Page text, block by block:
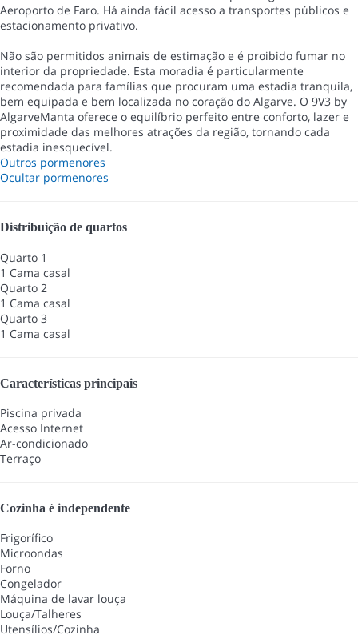
Aeroporto de Faro. Há ainda fácil acesso a transportes públicos e
estacionamento privativo.
Não são permitidos animais de estimação e é proibido fumar no
interior da propriedade. Esta moradia é particularmente
recomendada para famílias que procuram uma estadia tranquila,
bem equipada e bem localizada no coração do Algarve. O 9V3 by
AlgarveManta oferece o equilíbrio perfeito entre conforto, lazer e
proximidade das melhores atrações da região, tornando cada
estadia inesquecível.
Outros pormenores
Ocultar pormenores
Distribuição de quartos
Quarto 1
1 Cama casal
Quarto 2
1 Cama casal
Quarto 3
1 Cama casal
Características principais
Piscina privada
Acesso Internet
Ar-condicionado
Terraço
Cozinha é independente
Frigorífico
Microondas
Forno
Congelador
Máquina de lavar louça
Louça/Talheres
Utensílios/Cozinha